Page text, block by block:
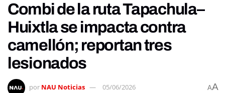
Combi de la ruta Tapachula–
Huixtla se impacta contra
camellón; reportan tres
lesionados
por NAU Noticias 05/06/2026 AA